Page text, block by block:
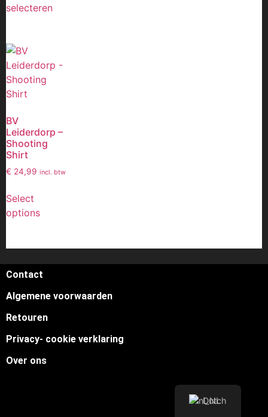
selecteren
BV
Leiderdorp –
Shooting
Shirt
€ 24,99 incl. btw
Select
options
Contact
Algemene voorwaarden
Retouren
Privacy- cookie verklaring
Over ons
Dutch